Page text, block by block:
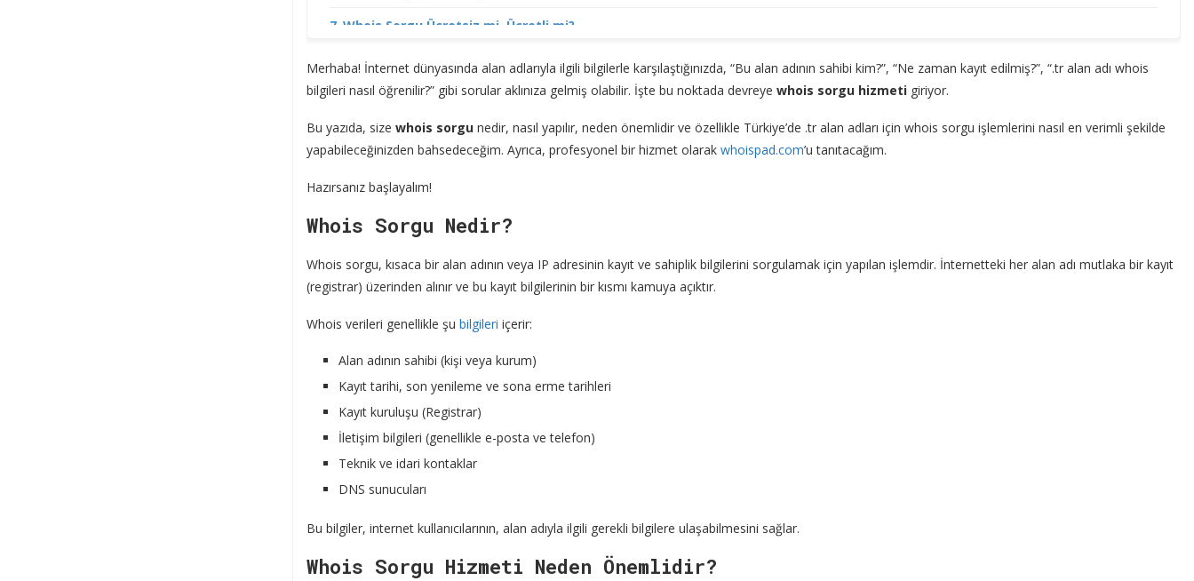
Whois Sorgu Ücretsiz mi, Ücretli mi?
Whois Sorgu Hakkında Sıkça Sorulan Sorular (SSS)
Whois Sorgu Artık Çok Daha Kolay!
Merhaba! İnternet dünyasında alan adlarıyla ilgili bilgilerle karşılaştığınızda, “Bu alan adının sahibi kim?”, “Ne zaman kayıt edilmiş?”, “.tr alan adı whois
bilgileri nasıl öğrenilir?” gibi sorular aklınıza gelmiş olabilir. İşte bu noktada devreye whois sorgu hizmeti giriyor.
Bu yazıda, size whois sorgu nedir, nasıl yapılır, neden önemlidir ve özellikle Türkiye’de .tr alan adları için whois sorgu işlemlerini nasıl en verimli şekilde
yapabileceğinizden bahsedeceğim. Ayrıca, profesyonel bir hizmet olarak whoispad.com’u tanıtacağım.
Hazırsanız başlayalım!
Whois Sorgu Nedir?
Whois sorgu, kısaca bir alan adının veya IP adresinin kayıt ve sahiplik bilgilerini sorgulamak için yapılan işlemdir. İnternetteki her alan adı mutlaka bir kayıt
(registrar) üzerinden alınır ve bu kayıt bilgilerinin bir kısmı kamuya açıktır.
Whois verileri genellikle şu bilgileri içerir:
Alan adının sahibi (kişi veya kurum)
Kayıt tarihi, son yenileme ve sona erme tarihleri
Kayıt kuruluşu (Registrar)
İletişim bilgileri (genellikle e-posta ve telefon)
Teknik ve idari kontaklar
DNS sunucuları
Bu bilgiler, internet kullanıcılarının, alan adıyla ilgili gerekli bilgilere ulaşabilmesini sağlar.
Whois Sorgu Hizmeti Neden Önemlidir?